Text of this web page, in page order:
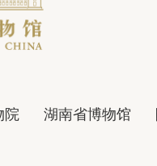
院 湖南省博物馆